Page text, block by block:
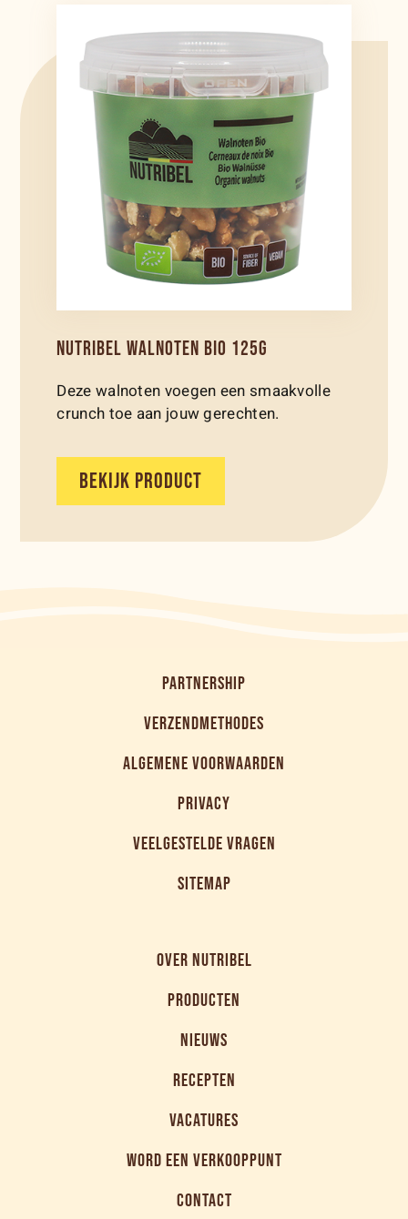
NUTRIBEL WALNOTEN BIO 125G
Deze walnoten voegen een smaakvolle
crunch toe aan jouw gerechten.
BEKIJK PRODUCT
PARTNERSHIP
VERZENDMETHODES
ALGEMENE VOORWAARDEN
PRIVACY
VEELGESTELDE VRAGEN
SITEMAP
OVER NUTRIBEL
PRODUCTEN
NIEUWS
RECEPTEN
VACATURES
WORD EEN VERKOOPPUNT
CONTACT